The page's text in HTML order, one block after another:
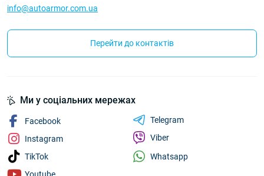
info@autoarmor.com.ua
Перейти до контактів
Ми у соціальних мережах
Facebook
Instagram
TikTok
Telegram
Viber
Whatsapp